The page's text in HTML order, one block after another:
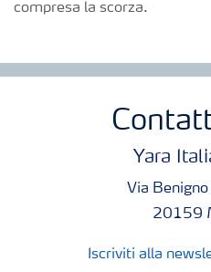
compresa la scorza.
Yara
Via
20159
Iscriviti alla